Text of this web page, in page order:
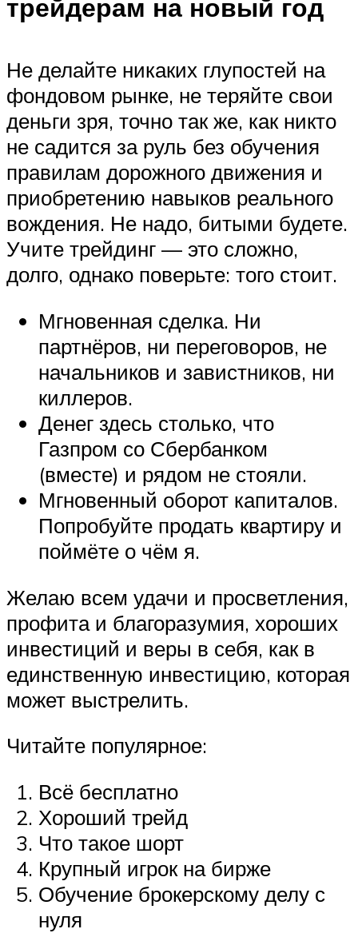
трейдерам на новый год
Не делайте никаких глупостей на
фондовом рынке, не теряйте свои
деньги зря, точно так же, как никто
не садится за руль без обучения
правилам дорожного движения и
приобретению навыков реального
вождения. Не надо, битыми будете.
Учите трейдинг — это сложно,
долго, однако поверьте: того стоит.
Мгновенная сделка. Ни
партнёров, ни переговоров, не
начальников и завистников, ни
киллеров.
Денег здесь столько, что
Газпром со Сбербанком
(вместе) и рядом не стояли.
Мгновенный оборот капиталов.
Попробуйте продать квартиру и
поймёте о чём я.
Желаю всем удачи и просветления,
профита и благоразумия, хороших
инвестиций и веры в себя, как в
единственную инвестицию, которая
может выстрелить.
Читайте популярное:
Всё бесплатно
Хороший трейд
Что такое шорт
Крупный игрок на бирже
Обучение брокерскому делу с
нуля